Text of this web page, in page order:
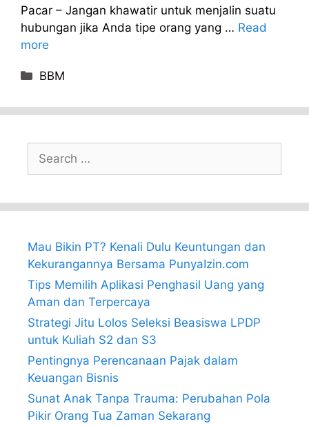
Pacar – Jangan khawatir untuk menjalin suatu
hubungan jika Anda tipe orang yang … Read
more
Categories
BBM
for:
Mau Bikin PT? Kenali Dulu Keuntungan dan
Kekurangannya Bersama PunyaIzin.com
Tips Memilih Aplikasi Penghasil Uang yang
Aman dan Terpercaya
Strategi Jitu Lolos Seleksi Beasiswa LPDP
untuk Kuliah S2 dan S3
Pentingnya Perencanaan Pajak dalam
Keuangan Bisnis
Sunat Anak Tanpa Trauma: Perubahan Pola
Pikir Orang Tua Zaman Sekarang